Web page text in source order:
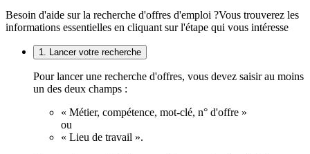
Besoin d'aide sur la recherche d'offres d'emploi ?Vous trouverez les
informations essentielles en cliquant sur l'étape qui vous intéresse
1. Lancer votre recherche
Pour lancer une recherche d'offres, vous devez saisir au moins
un des deux champs :
« Métier, compétence, mot-clé, n° d'offre »
ou
« Lieu de travail ».